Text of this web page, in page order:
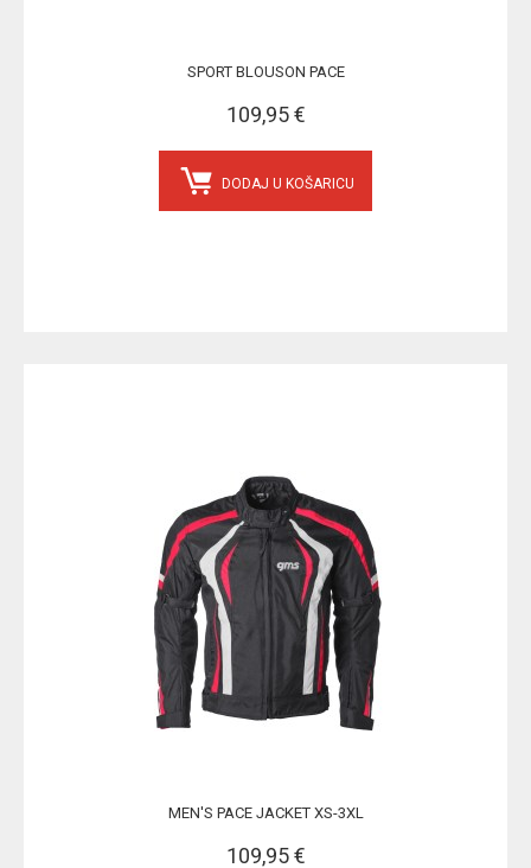
SPORT BLOUSON PACE
109,95 €
DODAJ U KOŠARICU
MEN'S PACE JACKET XS-3XL
109,95 €